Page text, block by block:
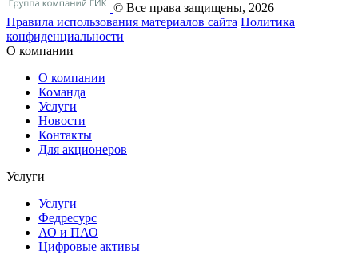
© Все права защищены, 2026
Правила использования материалов сайта Политика
конфиденциальности
О компании
О компании
Команда
Услуги
Новости
Контакты
Для акционеров
Услуги
Услуги
Федресурс
АО и ПАО
Цифровые активы